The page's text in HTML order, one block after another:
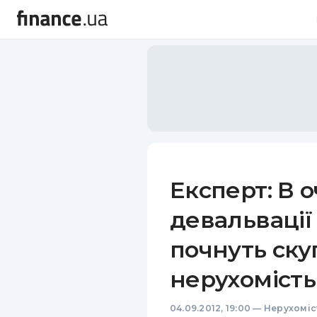
Експерт: В
почнуть
нерухомість
04.09.2012, 19:00 —